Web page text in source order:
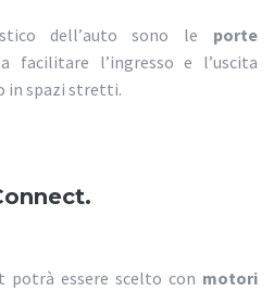
dell’auto sono le porte
facilitare l’ingresso e l’uscita
in spazi stretti.
potrà essere scelto con motori